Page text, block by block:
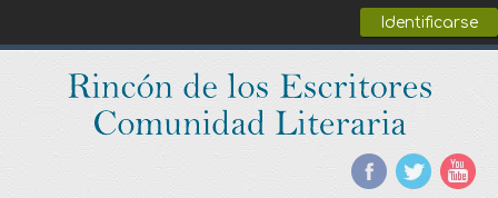
Identificarse